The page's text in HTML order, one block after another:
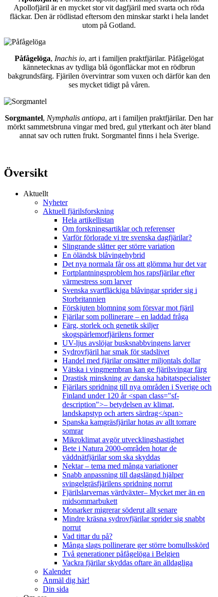
Apollofjäril är en mycket stor vit dagfjäril med svarta och röda
fläckar. Den är rödlistad eftersom den minskar starkt i hela landet
utom på Gotland.
Påfågelöga, Inachis io, art i familjen praktfjärilar. Påfågelögat
kännetecknas av tydliga blå ögonfläckar mot en rödbrun
bakgrundsfärg. Fjärilen övervintrar som vuxen och därför kan den
ses mycket tidigt på våren.
Sorgmantel, Nymphalis antiopa, art i familjen praktfjärilar. Den har
mörkt sammetsbruna vingar med bred, gul ytterkant och äter bland
annat sav och rutten frukt. Sorgmantel finns i hela Sverige.
Översikt
Aktuellt
Nyheter
Aktuell fjärilsforskning
Hela artikellistan
Om forskningsartiklar och referenser
Varför förlorade vi tre svenska dagfjärilar?
Slingrande slåtter ger större variation
En öländsk blåvingehybrid
Det nya normala får oss att glömma hur det var
Fortplantningsproblem hos rapsfjärilar efter
värmestress som larver
Svenska svartfläckiga blåvingar sprider sig i
Storbritannien
Förskjuten blomning som försvar mot fjäril
Fjärilar som pollinerare – en laddad fråga
Färg, storlek och genetik skiljer
skogspärlemorfjärilens former
UV-ljus avslöjar busksnabbvingens larver
Sydrovfjäril har smak för stadslivet
Handel med fjärilar omsätter miljontals dollar
Vätska i vingmembran kan ge fjärilsvingar färg
Drastisk minskning av danska habitatspecialister
Fjärilars spridning till nya områden i Sverige och
Finland under 120 år <span class="sf-
description">– betydelsen av klimat,
landskapstyp och arters särdrag</span>
Spanska kamgräsfjärilar hotas av allt torrare
somrar
Mikroklimat avgör utvecklingshastighet
Bete i Natura 2000-områden hotar de
väddnätfjärilar som ska skyddas
Nektar – tema med många variationer
Snabb anpassning till dagslängd hjälper
svingelgräsfjärilens spridning norrut
Fjärilslarvernas värdväxter– Mycket mer än en
midsommarbukett
Monarker migrerar söderut allt senare
Mindre kräsna sydrovfjärilar sprider sig snabbt
norrut
Vad tittar du på?
Många slags pollinerare ger större bomullsskörd
Två generationer påfågelöga i Belgien
Vackra fjärilar skyddas oftare än alldagliga
Kalender
Anmäl dig här!
Din sida